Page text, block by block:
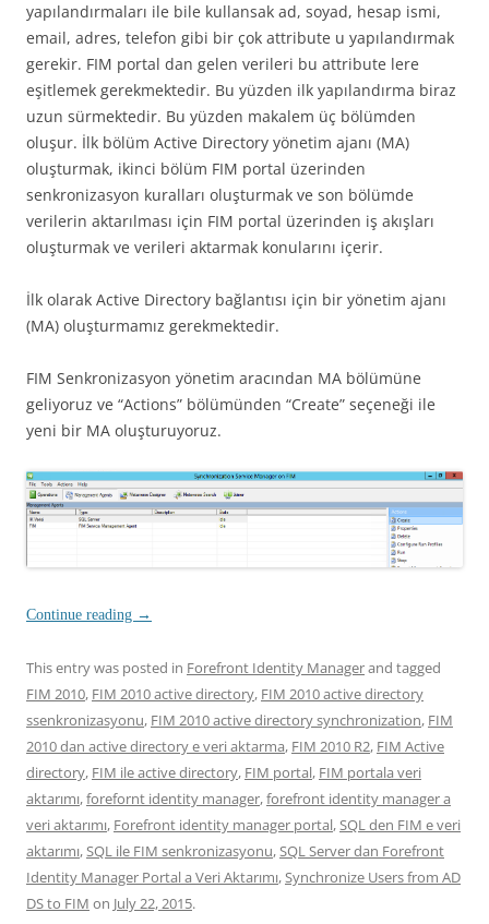
yapılandırmaları ile bile kullansak ad, soyad, hesap ismi,
email, adres, telefon gibi bir çok attribute u yapılandırmak
gerekir. FIM portal dan gelen verileri bu attribute lere
eşitlemek gerekmektedir. Bu yüzden ilk yapılandırma biraz
uzun sürmektedir. Bu yüzden makalem üç bölümden
oluşur. İlk bölüm Active Directory yönetim ajanı (MA)
oluşturmak, ikinci bölüm FIM portal üzerinden
senkronizasyon kuralları oluşturmak ve son bölümde
verilerin aktarılması için FIM portal üzerinden iş akışları
oluşturmak ve verileri aktarmak konularını içerir.
İlk olarak Active Directory bağlantısı için bir yönetim ajanı
(MA) oluşturmamız gerekmektedir.
FIM Senkronizasyon yönetim aracından MA bölümüne
geliyoruz ve “Actions” bölümünden “Create” seçeneği ile
yeni bir MA oluşturuyoruz.
Continue reading →
This entry was posted in Forefront Identity Managerand tagged
FIM 2010, FIM 2010 active directory, FIM 2010 active directory
ssenkronizasyonu, FIM 2010 active directory synchronization, FIM
2010 dan active directory e veri aktarma, FIM 2010 R2, FIM Active
directory, FIM ile active directory, FIM portal, FIM portala veri
aktarımı,forefornt identity manager,forefront identity manager a
veri aktarımı, Forefront identity manager portal,SQL den FIM e veri
aktarımı,SQL ile FIM senkronizasyonu,SQL Server dan Forefront
Identity Manager Portal a Veri Aktarımı,Synchronize Users from AD
DS to FIM on July 22, 2015.